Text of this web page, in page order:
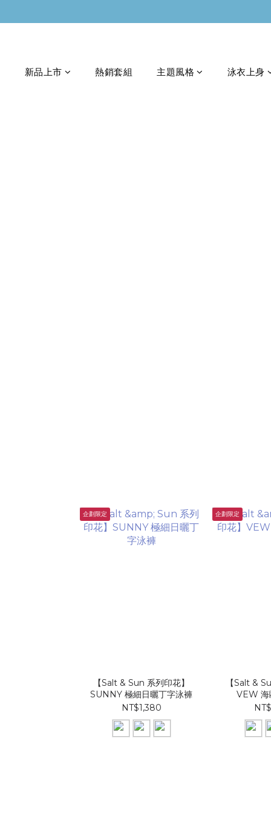
新品上市 熱銷套組 主題風格 泳衣上身
企劃限定
【Salt & Sun 系列印花】
SUNNY 極細日曬丁字泳褲
NT$1,380
企劃限定
【Salt &
VEW 海